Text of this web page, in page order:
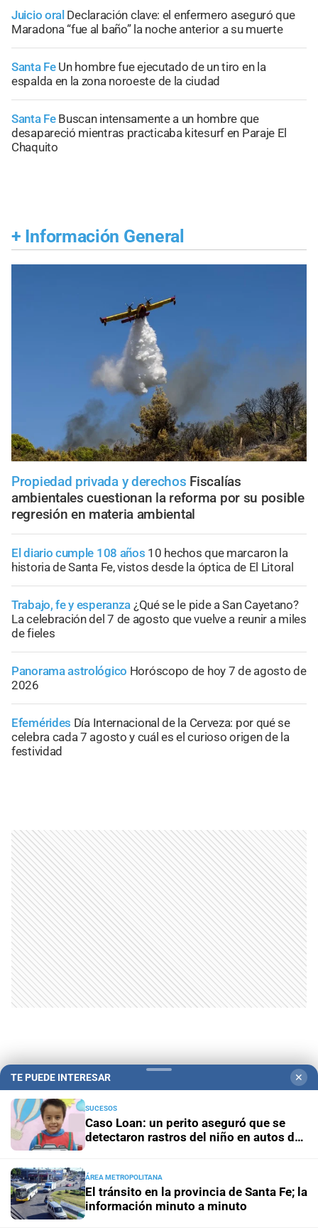
Juicio oral Declaración clave: el enfermero aseguró que
Maradona “fue al baño” la noche anterior a su muerte
Santa Fe Un hombre fue ejecutado de un tiro en la
espalda en la zona noroeste de la ciudad
Santa Fe Buscan intensamente a un hombre que
desapareció mientras practicaba kitesurf en Paraje El
Chaquito
+ Información General
Propiedad privada y derechos Fiscalías
ambientales cuestionan la reforma por su posible
regresión en materia ambiental
El diario cumple 108 años 10 hechos que marcaron la
historia de Santa Fe, vistos desde la óptica de El Litoral
Trabajo, fe y esperanza ¿Qué se le pide a San Cayetano?
La celebración del 7 de agosto que vuelve a reunir a miles
de fieles
Panorama astrológico Horóscopo de hoy 7 de agosto de
2026
Efemérides Día Internacional de la Cerveza: por qué se
celebra cada 7 agosto y cuál es el curioso origen de la
festividad
Campolitoral
Podcasts Mirador Provincial
Notife
Educacion SF
TE PUEDE INTERESAR ✕
SUCESOS
Caso Loan: un perito aseguró que se
detectaron rastros del niño en autos de
ÁREA METROPOLITANA
El tránsito en la provincia de Santa Fe; la
información minuto a minuto